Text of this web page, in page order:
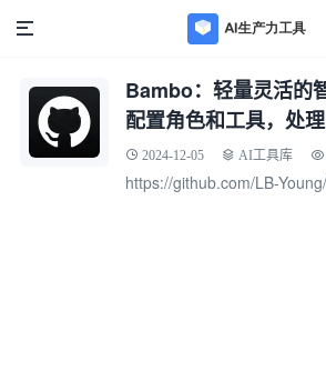
Bambo：轻量灵活的
配置角色和工具，处
2024-12-05 AI工具库
https://github.com/LB-